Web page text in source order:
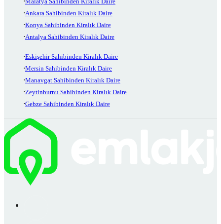
Ankara Sahibinden Kiralık Daire
Konya Sahibinden Kiralık Daire
Antalya Sahibinden Kiralık Daire
Eskişehir Sahibinden Kiralık Daire
Mersin Sahibinden Kiralık Daire
Manavgat Sahibinden Kiralık Daire
Zeytinburnu Sahibinden Kiralık Daire
Gebze Sahibinden Kiralık Daire